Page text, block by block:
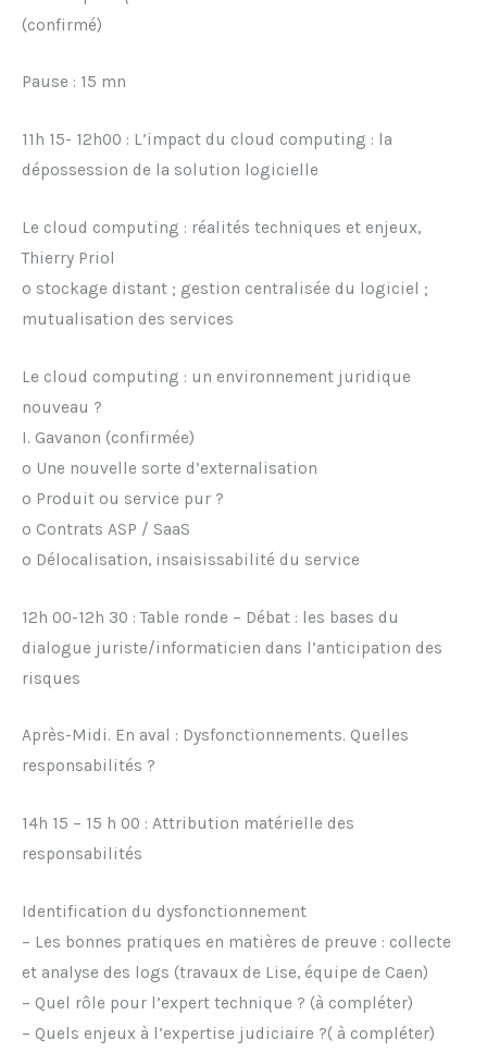
(confirmé)
Pause : 15 mn
11h 15- 12h00 : L’impact du cloud computing : la
dépossession de la solution logicielle
Le cloud computing : réalités techniques et enjeux,
Thierry Priol
o stockage distant ; gestion centralisée du logiciel ;
mutualisation des services
Le cloud computing : un environnement juridique
nouveau ?
I. Gavanon (confirmée)
o Une nouvelle sorte d’externalisation
o Produit ou service pur ?
o Contrats ASP / SaaS
o Délocalisation, insaisissabilité du service
12h 00-12h 30 : Table ronde – Débat : les bases du
dialogue juriste/informaticien dans l’anticipation des
risques
Après-Midi. En aval : Dysfonctionnements. Quelles
responsabilités ?
14h 15 – 15 h 00 : Attribution matérielle des
responsabilités
Identification du dysfonctionnement
– Les bonnes pratiques en matières de preuve : collecte
et analyse des logs (travaux de Lise, équipe de Caen)
– Quel rôle pour l’expert technique ? (à compléter)
– Quels enjeux à l’expertise judiciaire ?( à compléter)